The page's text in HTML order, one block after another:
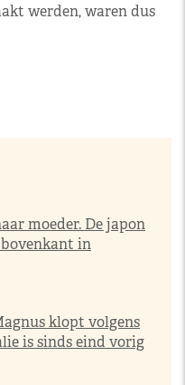
werden, waren dus
moeder. De japon
in
klopt volgens
is sinds eind vorig